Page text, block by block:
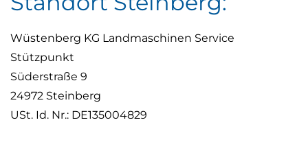
Wüstenberg KG Landmaschinen Service
Stützpunkt
Süderstraße 9
24972 Steinberg
USt. Id. Nr.: DE135004829